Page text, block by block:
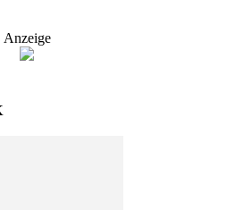
Anzeige